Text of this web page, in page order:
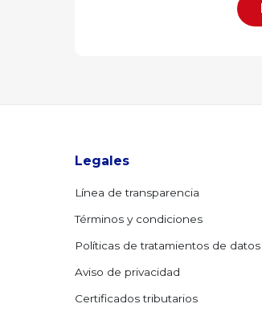
Legales
Línea de transparencia
Términos y condiciones
Políticas de tratamientos de datos
Aviso de privacidad
Certificados tributarios